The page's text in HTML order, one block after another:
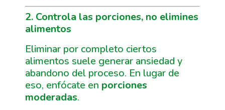
2. Controla las porciones, no elimines
alimentos
Eliminar por completo ciertos
alimentos suele generar ansiedad y
abandono del proceso. En lugar de
eso, enfócate en porciones
moderadas.